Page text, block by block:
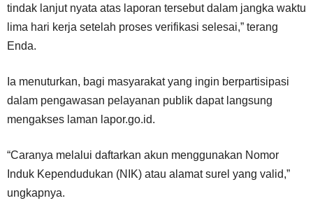
tindak lanjut nyata atas laporan tersebut dalam jangka waktu
lima hari kerja setelah proses verifikasi selesai,” terang
Enda.
Ia menuturkan, bagi masyarakat yang ingin berpartisipasi
dalam pengawasan pelayanan publik dapat langsung
mengakses laman lapor.go.id.
“Caranya melalui daftarkan akun menggunakan Nomor
Induk Kependudukan (NIK) atau alamat surel yang valid,”
ungkapnya.